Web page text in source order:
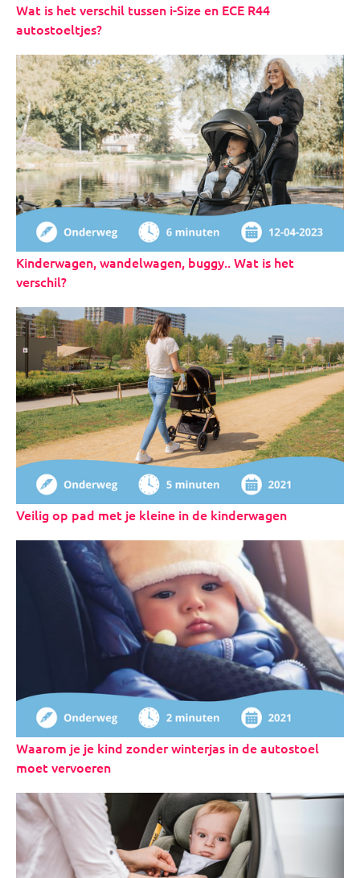
Wat is het verschil tussen i-Size en ECE R44
autostoeltjes?
Kinderwagen, wandelwagen, buggy.. Wat is het
verschil?
Veilig op pad met je kleine in de kinderwagen
Waarom je je kind zonder winterjas in de autostoel
moet vervoeren